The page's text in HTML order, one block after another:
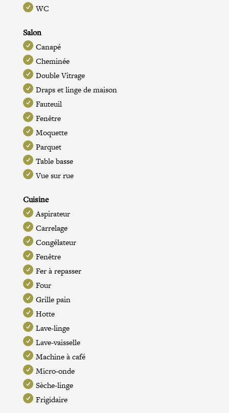
WC
Salon
Canapé
Cheminée
Double Vitrage
Draps et linge de maison
Fauteuil
Fenêtre
Moquette
Parquet
Table basse
Vue sur rue
Cuisine
Aspirateur
Carrelage
Congélateur
Fenêtre
Fer à repasser
Four
Grille pain
Hotte
Lave-linge
Lave-vaisselle
Machine à café
Micro-onde
Sèche-linge
Frigidaire